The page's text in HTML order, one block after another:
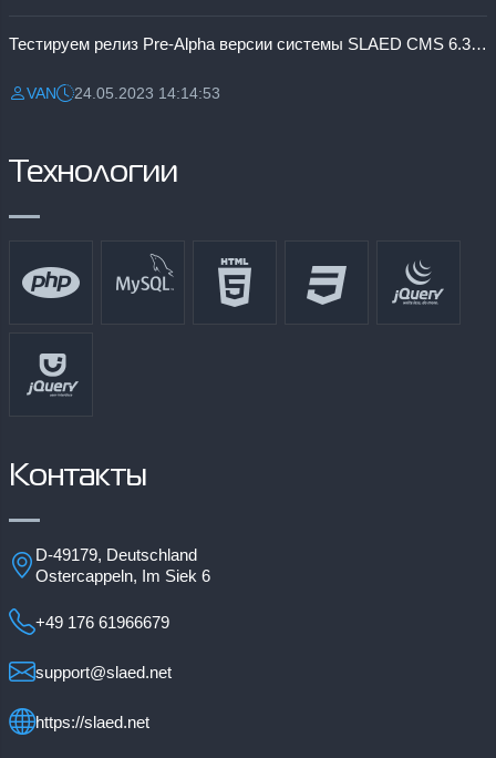
Тестируем релиз Pre-Alpha версии системы SLAED CMS 6.3 Pro
Разместил:
VANДата:24.05.2023 14:14:53
Технологии
Контакты
D-49179, Deutschland
Ostercappeln, Im Siek 6
+49 176 61966679
support@slaed.net
https://slaed.net